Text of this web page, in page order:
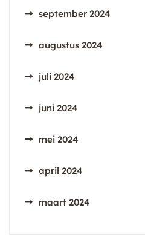
september 2024
augustus 2024
juli 2024
juni 2024
mei 2024
april 2024
maart 2024